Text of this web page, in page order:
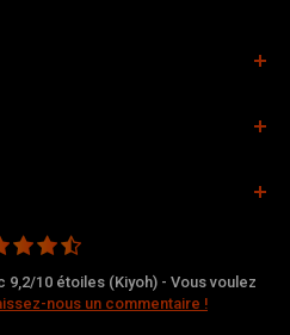
9,2/10 étoiles (Kiyoh) - Vous voulez
nous un commentaire !